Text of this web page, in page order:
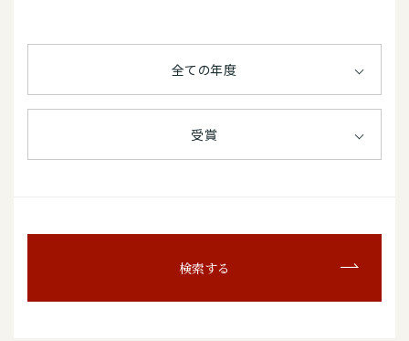
全ての年度
受賞
検索する